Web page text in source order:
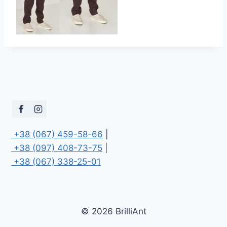
+38 (067) 459-58-66
+38 (097) 408-73-75
+38 (067) 338-25-01
© 2026 BrilliAnt